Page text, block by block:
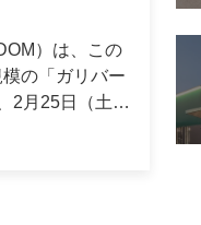
2025年8月16
～20:00※
ます。アクセ
＞
い選択肢をご
大な敷地に、
今伊勢駅」よ
すい立地と
年2月1日オー
）は、この
の「ガリバー
2月25日（土）